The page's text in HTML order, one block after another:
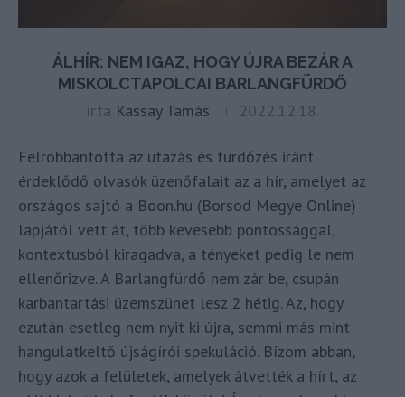
ÁLHÍR: NEM IGAZ, HOGY ÚJRA BEZÁR A
MISKOLCTAPOLCAI BARLANGFÜRDŐ
írta Kassay Tamás 2022.12.18.
Felrobbantotta az utazás és fürdőzés iránt
érdeklődő olvasók üzenőfalait az a hír, amelyet az
országos sajtó a Boon.hu (Borsod Megye Online)
lapjától vett át, több kevesebb pontossággal,
kontextusból kiragadva, a tényeket pedig le nem
ellenőrizve. A Barlangfürdő nem zár be, csupán
karbantartási üzemszünet lesz 2 hétig. Az, hogy
ezután esetleg nem nyit ki újra, semmi más mint
hangulatkeltő újságírói spekuláció. Bízom abban,
hogy azok a felületek, amelyek átvették a hírt, az